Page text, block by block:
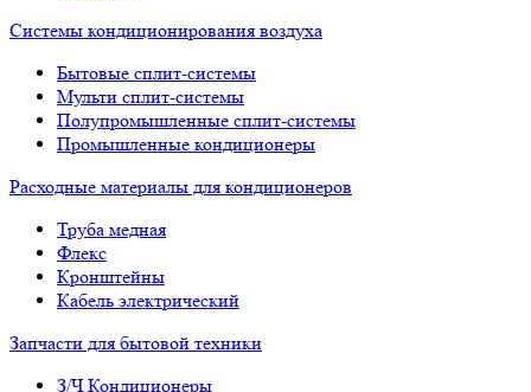
Системы кондиционирования воздуха
Бытовые сплит-системы
Мульти сплит-системы
Полупромышленные сплит-системы
Промышленные кондиционеры
Расходные материалы для кондиционеров
Труба медная
Флекс
Кронштейны
Кабель электрический
Запчасти для бытовой техники
З/Ч Кондиционеры